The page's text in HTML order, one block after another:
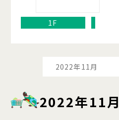
1F
2022年11月
2022年11月